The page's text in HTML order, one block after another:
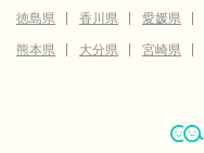
徳島県
香川県 愛媛県
熊本県
大分県 宮崎県